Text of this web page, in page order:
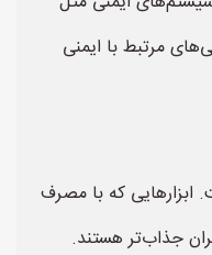
مرتبط با ایمنی
ابزارهایی که با مصرف
جذاب‌تر هستند.